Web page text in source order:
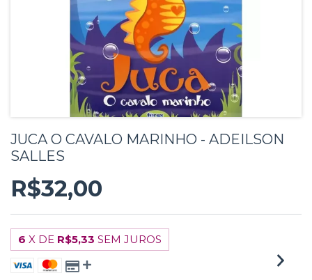
JUCA O CAVALO MARINHO - ADEILSON
SALLES
R$32,00
6 X DE R$5,33 SEM JUROS